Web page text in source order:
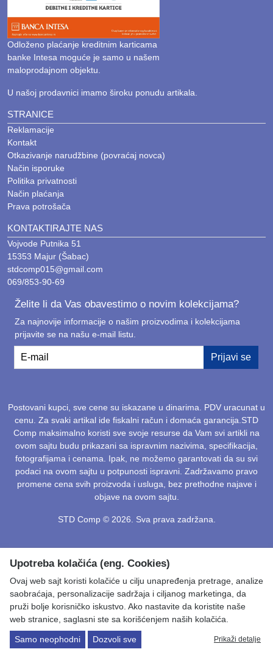
Odloženo plaćanje kreditnim karticama
banke Intesa moguće je samo u našem
maloprodajnom objektu.
U našoj prodavnici imamo široku ponudu artikala.
STRANICE
Reklamacije
Kontakt
Otkazivanje narudžbine (povraćaj novca)
Način isporuke
Politika privatnosti
Način plaćanja
Prava potrošača
KONTAKTIRAJTE NAS
Vojvode Putnika 51
15353 Majur (Šabac)
stdcomp015@gmail.com
069/853-90-69
Želite li da Vas obavestimo o novim kolekcijama?
Za najnovije informacije o našim proizvodima i kolekcijama
prijavite se na našu e-mail listu.
E-mail
Prijavi se
Postovani kupci, sve cene su iskazane u dinarima. PDV uracunat u
cenu. Za svaki artikal ide fiskalni račun i domaća garancija.STD
Comp maksimalno koristi sve svoje resurse da Vam svi artikli na
ovom sajtu budu prikazani sa ispravnim nazivima, specifikacija,
fotografijama i cenama. Ipak, ne možemo garantovati da su svi
podaci na ovom sajtu u potpunosti ispravni. Zadržavamo pravo
promene cena svih proizvoda i usluga, bez prethodne najave i
objave na ovom sajtu.
STD Comp © 2026. Sva prava zadržana.
Upotreba kolačića (eng. Cookies)
Ovaj web sajt koristi kolačiće u cilju unapređenja pretrage, analize
saobraćaja, personalizacije sadržaja i ciljanog marketinga, da
pruži bolje korisničko iskustvo. Ako nastavite da koristite naše
web stranice, saglasni ste sa korišćenjem naših kolačića.
Samo neophodni Dozvoli sve Prikaži detalje